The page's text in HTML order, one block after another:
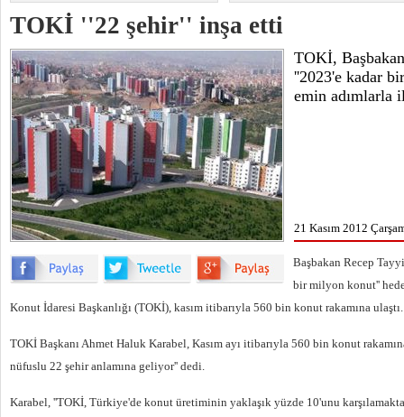
TOKİ ''22 şehir'' inşa etti
TOKİ, Başbakan
''2023'e kadar
emin adımlarla
21 Kasım 2012
Başbakan Recep
bir milyon konut''
Konut İdaresi Başkanlığı (TOKİ), kasım itibarıyla 560 bin konut rakamına ulaştı.
TOKİ Başkanı Ahmet Haluk Karabel, Kasım ayı itibarıyla 560 bin konut
nüfuslu 22 şehir anlamına geliyor'' dedi.
Karabel, ''TOKİ, Türkiye'de konut üretiminin yaklaşık yüzde 10'unu